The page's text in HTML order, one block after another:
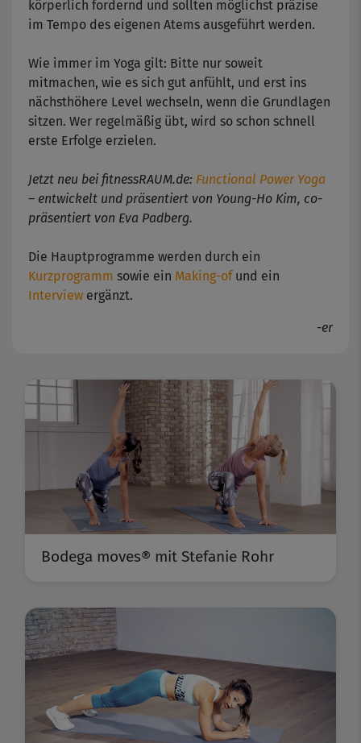
körperlich fordernd und sollten möglichst präzise
im Tempo des eigenen Atems ausgeführt werden.
Wie immer im Yoga gilt: Bitte nur soweit
mitmachen, wie es sich gut anfühlt, und erst ins
nächsthöhere Level wechseln, wenn die Grundlagen
sitzen. Wer regelmäßig übt, wird so schon schnell
erste Erfolge erzielen.
Jetzt neu bei fitnessRAUM.de: Functional Power Yoga
– entwickelt und präsentiert von Young-Ho Kim, co-
präsentiert von Eva Padberg.
Die Hauptprogramme werden durch ein
Kurzprogramm sowie ein Making-ofund ein
Interview ergänzt.
-er
Bodega moves® mit Stefanie Rohr